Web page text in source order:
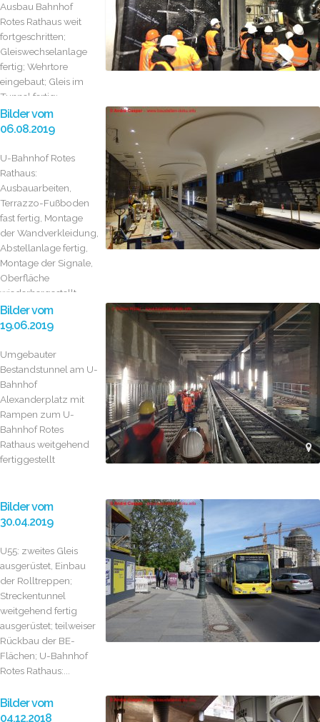
Ausbau Bahnhof
Rotes Rathaus weit
fortgeschritten;
Gleiswechselanlage
fertig; Wehrtore
eingebaut; Gleis im
Tunnel fertig;
Rohbau...
Bilder vom
06.08.2019
U-Bahnhof Rotes
Rathaus:
Ausbauarbeiten,
Terrazzo-Fußboden
fast fertig, Montage
der Wandverkleidung,
Abstellanlage fertig,
Montage der Signale,
Oberfläche
wiederhergestellt
Bilder vom
19.06.2019
Umgebauter
Bestandstunnel am U-
Bahnhof
Alexanderplatz mit
Rampen zum U-
Bahnhof Rotes
Rathaus weitgehend
fertiggestellt
Bilder vom
30.04.2019
U55: zweites Gleis
ausgerüstet, Einbau
der Rolltreppen;
Streckentunnel
weitgehend fertig
ausgerüstet; teilweiser
Rückbau der BE-
Flächen; U-Bahnhof
Rotes Rathaus:...
Bilder vom
04.12.2018